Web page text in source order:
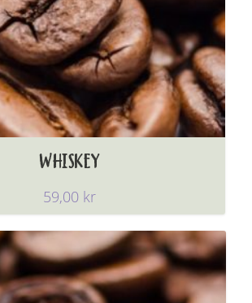
WHISKEY
59,00 kr